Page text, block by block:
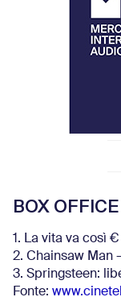
BOX
1. La vita va così
2. Chainsaw Man
3. Springsteen:
Fonte: